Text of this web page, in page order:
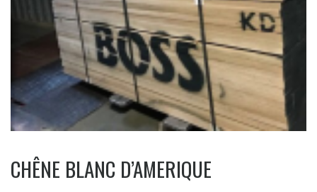
CHÊNE BLANC D’AMERIQUE